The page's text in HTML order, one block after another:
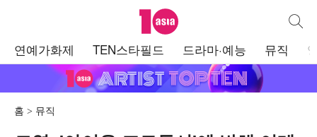
텐아시아 통합
연예가화제 TEN스타필드 드라마·예능 뮤직
홈 뮤직